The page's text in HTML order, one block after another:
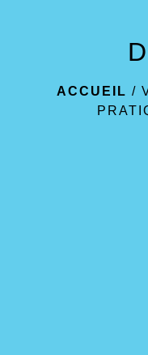
ACCUEIL /